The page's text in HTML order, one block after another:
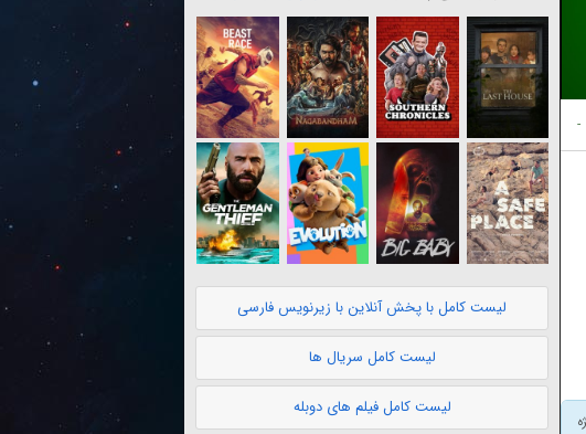
-
لیست کامل با پخش آنلاین با زیرنویس فارسی
لیست کامل سریال ها
لیست کامل فیلم های دوبله